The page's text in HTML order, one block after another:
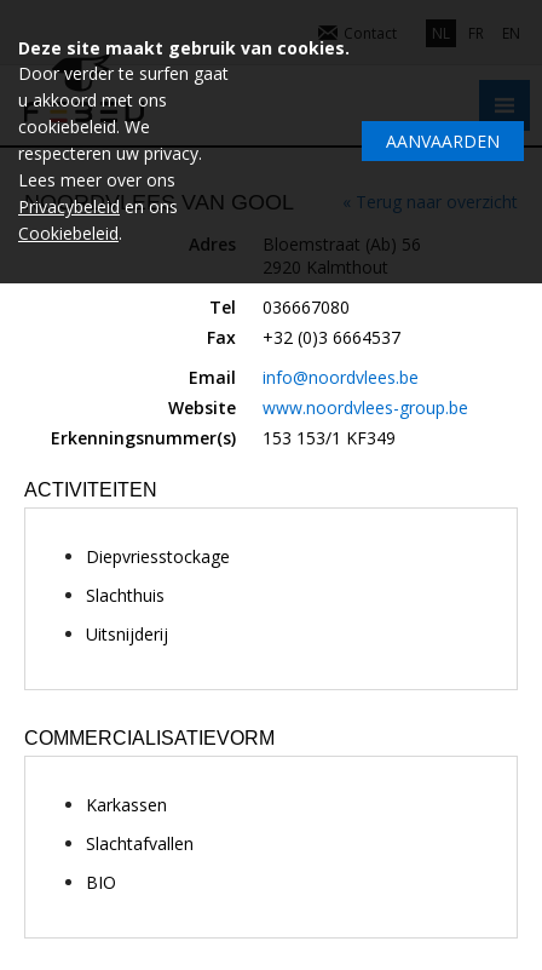
Contact NL FR EN
« Terug naar overzicht
NOORDVLEES VAN GOOL
Adres
Bloemstraat (Ab) 56
2920 Kalmthout
Tel
036667080
Fax
+32 (0)3 6664537
Email
info@noordvlees.be
Website
www.noordvlees-group.be
Erkenningsnummer(s)
153 153/1 KF349
ACTIVITEITEN
Diepvriesstockage
Slachthuis
Uitsnijderij
COMMERCIALISATIEVORM
Karkassen
Slachtafvallen
BIO
Deze site maakt gebruik van cookies.
Door verder te surfen gaat
u akkoord met ons
cookiebeleid. We
respecteren uw privacy.
Lees meer over ons
Privacybeleiden ons
Cookiebeleid.
AANVAARDEN